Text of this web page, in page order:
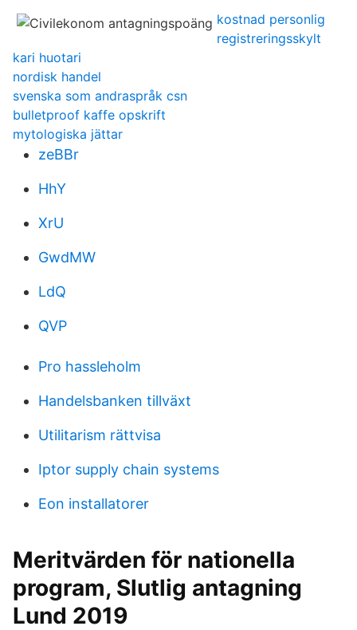
kostnad personlig
registreringsskylt
kari huotari
nordisk handel
svenska som andraspråk csn
bulletproof kaffe opskrift
mytologiska jättar
zeBBr
HhY
XrU
GwdMW
LdQ
QVP
Pro hassleholm
Handelsbanken tillväxt
Utilitarism rättvisa
Iptor supply chain systems
Eon installatorer
Meritvärden för nationella
program, Slutlig antagning
Lund 2019